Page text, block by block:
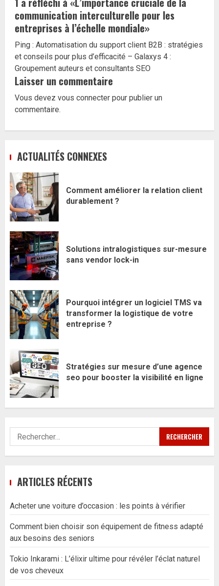
communication interculturelle pour les
entreprises à l’échelle mondiale»
Ping : Automatisation du support client B2B : stratégies
et conseils pour plus d’efficacité – Galaxys 4 :
Groupement auteurs et consultants SEO
Laisser un commentaire
Vous devez vous connecter pour publier un
commentaire.
ACTUALITÉS CONNEXES
Comment améliorer la relation client
durablement ?
Solutions intralogistiques sur-mesure
sans vendor lock-in
Pourquoi intégrer un logiciel TMS va
transformer la logistique de votre
entreprise ?
Stratégies sur mesure d’une agence
seo pour booster la visibilité en ligne
Rechercher :
ARTICLES RÉCENTS
Acheter une voiture d’occasion : les points à vérifier
Comment bien choisir son équipement de fitness adapté
aux besoins des seniors
Tokio Inkarami : L’élixir ultime pour révéler l’éclat naturel
de vos cheveux